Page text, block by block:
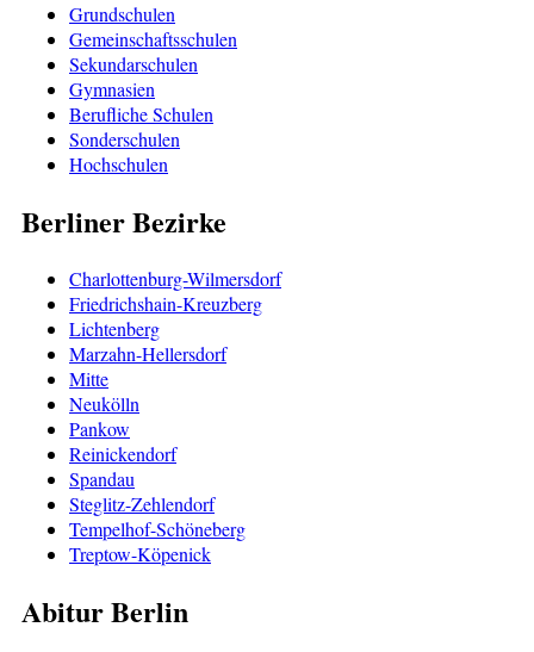
Grundschulen
Gemeinschaftsschulen
Sekundarschulen
Gymnasien
Berufliche Schulen
Sonderschulen
Hochschulen
Berliner Bezirke
Charlottenburg-Wilmersdorf
Friedrichshain-Kreuzberg
Lichtenberg
Marzahn-Hellersdorf
Mitte
Neukölln
Pankow
Reinickendorf
Spandau
Steglitz-Zehlendorf
Tempelhof-Schöneberg
Treptow-Köpenick
Abitur Berlin